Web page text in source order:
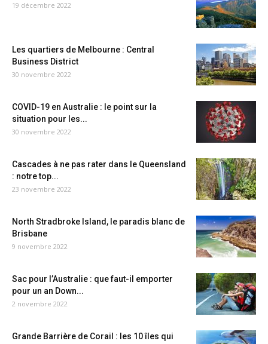
19 décembre 2022
Les quartiers de Melbourne : Central
Business District
30 novembre 2022
COVID-19 en Australie : le point sur la
situation pour les...
30 novembre 2022
Cascades à ne pas rater dans le Queensland
: notre top...
23 novembre 2022
North Stradbroke Island, le paradis blanc de
Brisbane
9 novembre 2022
Sac pour l’Australie : que faut-il emporter
pour un an Down...
2 novembre 2022
Grande Barrière de Corail : les 10 îles qui